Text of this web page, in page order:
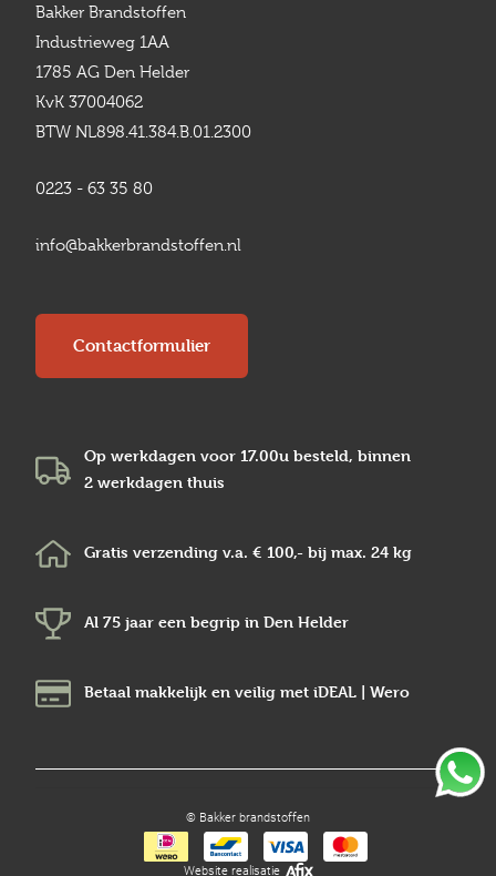
Bakker Brandstoffen
Industrieweg 1AA
1785 AG Den Helder
KvK 37004062
BTW NL898.41.384.B.01.2300
0223 - 63 35 80
info@bakkerbrandstoffen.nl
Contactformulier
Op werkdagen voor 17.00u besteld, binnen
2 werkdagen thuis
Gratis verzending v.a. € 100,- bij max. 24 kg
Al 75 jaar een begrip in Den Helder
Betaal makkelijk en veilig met iDEAL | Wero
© Bakker brandstoffen
Website realisatie